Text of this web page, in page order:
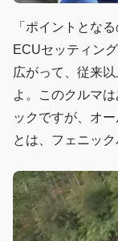
「ポイントとな
ECUセッティン
広がって、従来
よ。このクルマ
ックですが、オ
とは、フェニック